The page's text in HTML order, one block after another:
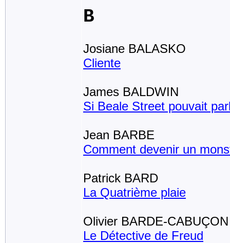
B
Josiane BALASKO
Cliente
James BALDWIN
Si Beale Street pouvait
Jean BARBE
Comment devenir un
Patrick BARD
La Quatrième plaie
Olivier BARDE-CABUÇON
Le Détective de Freud